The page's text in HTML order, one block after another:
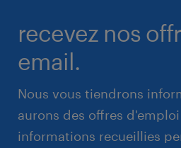
recevez nos
email.
Nous vous tiendrons
aurons des offres
informations recueillies